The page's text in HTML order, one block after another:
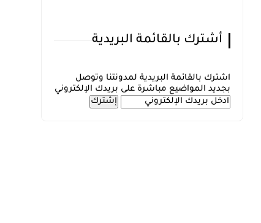
أشترك بالقائمة البريدية
اشترك بالقائمة البريدية لمدونتنا وتوصل
بجديد المواضيع مباشرة على بريدك الإلكتروني